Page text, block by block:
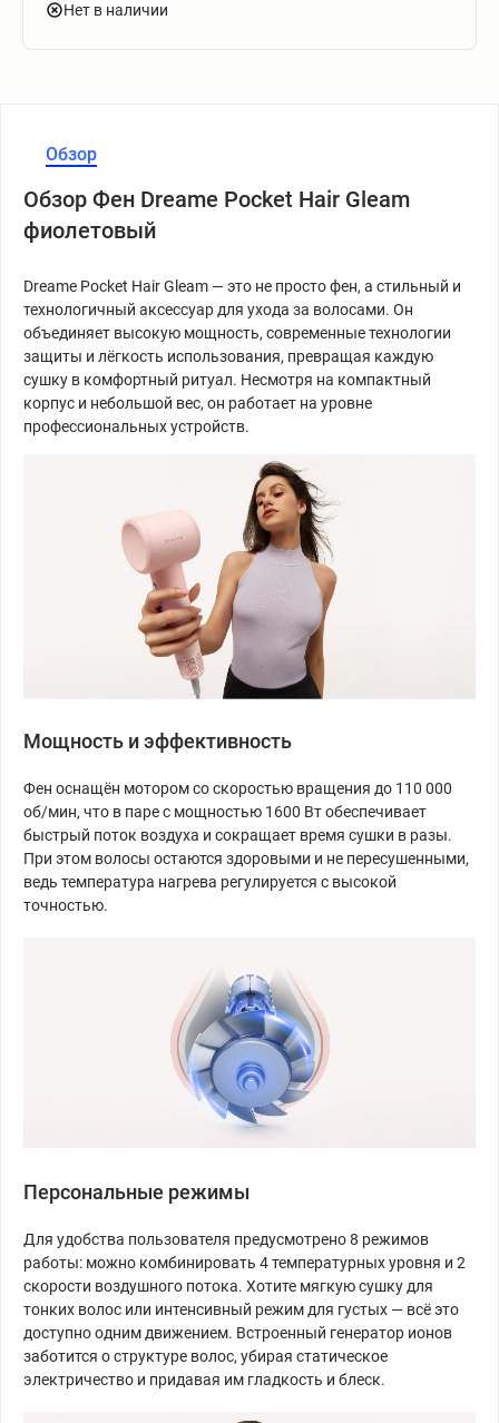
Нет в наличии
Обзор
Обзор Фен Dreame Pocket Hair Gleam
фиолетовый
Dreame Pocket Hair Gleam — это не просто фен, а стильный и
технологичный аксессуар для ухода за волосами. Он
объединяет высокую мощность, современные технологии
защиты и лёгкость использования, превращая каждую
сушку в комфортный ритуал. Несмотря на компактный
корпус и небольшой вес, он работает на уровне
профессиональных устройств.
Мощность и эффективность
Фен оснащён мотором со скоростью вращения до 110 000
об/мин, что в паре с мощностью 1600 Вт обеспечивает
быстрый поток воздуха и сокращает время сушки в разы.
При этом волосы остаются здоровыми и не пересушенными,
ведь температура нагрева регулируется с высокой
точностью.
Персональные режимы
Для удобства пользователя предусмотрено 8 режимов
работы: можно комбинировать 4 температурных уровня и 2
скорости воздушного потока. Хотите мягкую сушку для
тонких волос или интенсивный режим для густых — всё это
доступно одним движением. Встроенный генератор ионов
заботится о структуре волос, убирая статическое
электричество и придавая им гладкость и блеск.